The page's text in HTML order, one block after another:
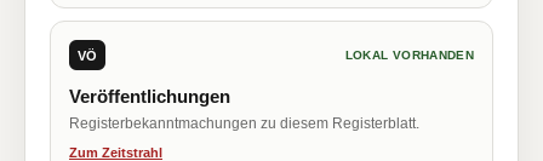
VÖ LOKAL VORHANDEN
Veröffentlichungen
Registerbekanntmachungen zu diesem Registerblatt.
Zum Zeitstrahl